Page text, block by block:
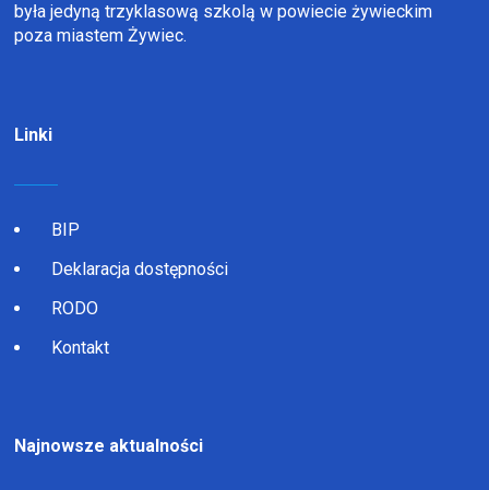
była jedyną trzyklasową szkolą w powiecie żywieckim
poza miastem Żywiec.
Linki
BIP
Deklaracja dostępności
RODO
Kontakt
Najnowsze aktualności